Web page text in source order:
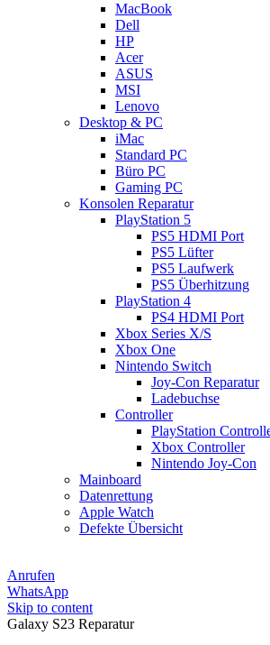
MacBook
Dell
HP
Acer
ASUS
MSI
Lenovo
Desktop & PC
iMac
Standard PC
Büro PC
Gaming PC
Konsolen Reparatur
PlayStation 5
PS5 HDMI Port
PS5 Lüfter
PS5 Laufwerk
PS5 Überhitzung
PlayStation 4
PS4 HDMI Port
Xbox Series X/S
Xbox One
Nintendo Switch
Joy-Con Reparatur
Ladebuchse
Controller
PlayStation
Xbox Controller
Nintendo Joy-Con
Mainboard
Datenrettung
Apple Watch
Defekte Übersicht
Anrufen
WhatsApp
Skip to content
Galaxy S23 Reparatur